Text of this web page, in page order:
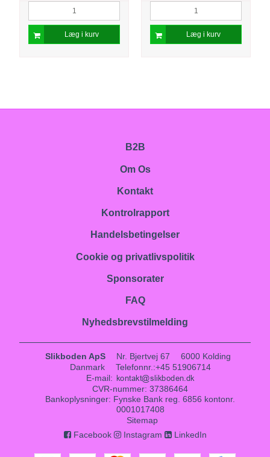
Læg i kurv Læg i kurv
B2B
Om Os
Kontakt
Kontrolrapport
Handelsbetingelser
Cookie og privatlivspolitik
Sponsorater
FAQ
Nyhedsbrevstilmelding
Slikboden ApS Nr. Bjertvej 67
6000 Kolding
Danmark
Telefonnr. :+45 51906714
E-mail:
CVR-nummer: 37386464
Bankoplysninger: Fynske Bank reg. 6856 kontonr.
0001017408
Sitemap
Facebook
Instagram LinkedIn